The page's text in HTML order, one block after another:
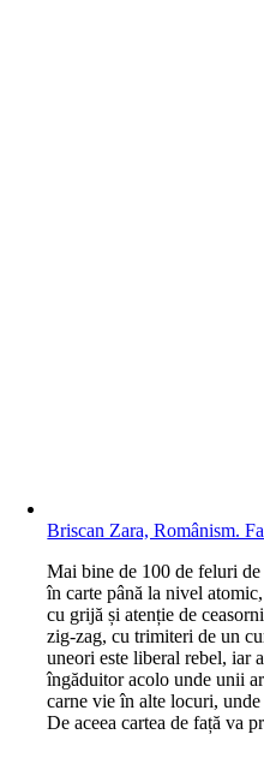
Briscan Zara, Românism.
Mai bine de 100 de feluri
în carte până la nivel
cu grijă și atenție de
zig-zag, cu trimiteri de un
uneori este liberal rebel, iar
îngăduitor acolo unde unii
carne vie în alte locuri,
De aceea cartea de față va